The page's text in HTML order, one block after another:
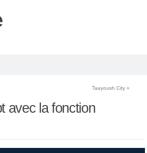
Taayoush City »
avec la fonction